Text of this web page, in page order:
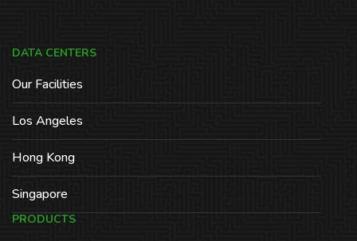
DATA CENTERS
Our Facilities
Los Angeles
Hong Kong
Singapore
PRODUCTS